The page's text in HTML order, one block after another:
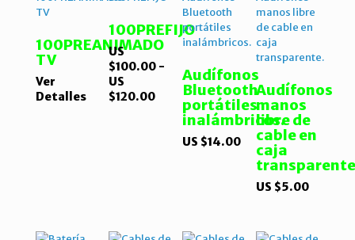
100PREANIMADO
TV
Ver
Detalles
100PREFIJO
US
$100.00 -
US
$120.00Rango
precios:
desde
Audífonos
Bluetooth
portátiles
inalámbricos.
US $14.00
Audífonos
manos
libre de
cable en
caja
US $5.00